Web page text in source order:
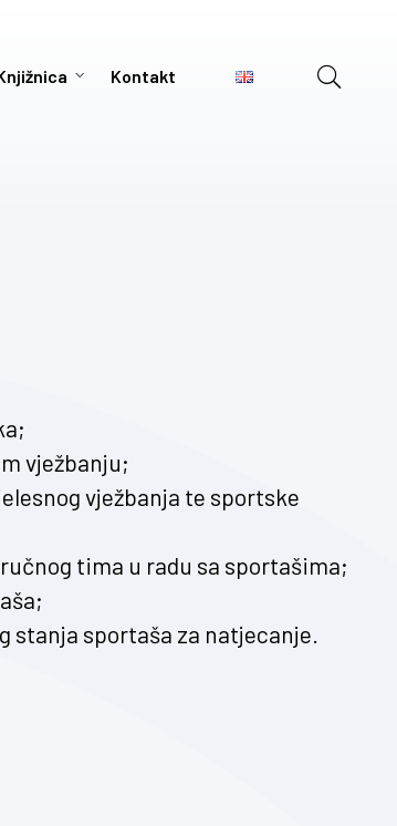
Kontakt
vježbanju;
vježbanja te sportske
tima u radu sa sportašima;
sportaša za natjecanje.